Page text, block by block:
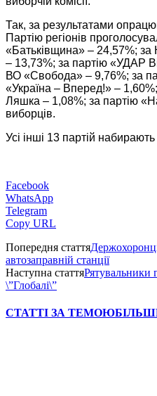
Так, за результатами
Партію регіонів
«Батьківщина» – 24,57%; за
– 13,73%; за партію «УДАР
ВО «Свобода» – 9,76%; за
«Україна – Вперед!» –
Ляшка – 1,08%; за партію
виборців.
Усі інші 13 партій
Facebook
WhatsApp
Telegram
Copy URL
Попередня стаття
автозаправній станції
Наступна статтяРятувальники
\”Глобалі\”
СТАТТІ ЗА ТЕМОЮ